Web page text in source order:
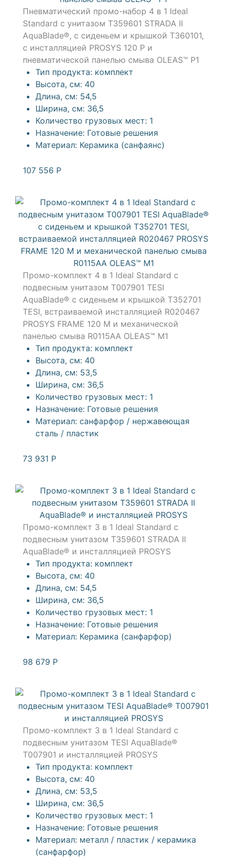
Пневматический промо-набор 4 в 1 Ideal
Standard с унитазом T359601 STRADA II
AquaBlade®, с сиденьем и крышкой T360101,
с инсталляцией PROSYS 120 P и
пневматической панелью смыва OLEAS™ P1
Тип продукта: комплект
Высота, см: 40
Длина, см: 54,5
Ширина, см: 36,5
Количество грузовых мест: 1
Назначение: Готовые решения
Материал: Керамика (санфаянс)
107 556 Р
Промо-комплект 4 в 1 Ideal Standard с
подвесным унитазом T007901 TESI
AquaBlade® с сиденьем и крышкой T352701
TESI, встраиваемой инсталляцией R020467
PROSYS FRAME 120 M и механической
панелью смыва R0115AA OLEAS™ M1
Тип продукта: комплект
Высота, см: 40
Длина, см: 53,5
Ширина, см: 36,5
Количество грузовых мест: 1
Назначение: Готовые решения
Материал: санфарфор / нержавеющая
сталь / пластик
73 931 Р
Промо-комплект 3 в 1 Ideal Standard с
подвесным унитазом T359601 STRADA II
AquaBlade® и инсталляцией PROSYS
Тип продукта: комплект
Высота, см: 40
Длина, см: 54,5
Ширина, см: 36,5
Количество грузовых мест: 1
Назначение: Готовые решения
Материал: Керамика (санфарфор)
98 679 Р
Промо-комплект 3 в 1 Ideal Standard с
подвесным унитазом TESI AquaBlade®
T007901 и инсталляцией PROSYS
Тип продукта: комплект
Высота, см: 40
Длина, см: 53,5
Ширина, см: 36,5
Количество грузовых мест: 1
Назначение: Готовые решения
Материал: металл / пластик / керамика
(санфарфор)